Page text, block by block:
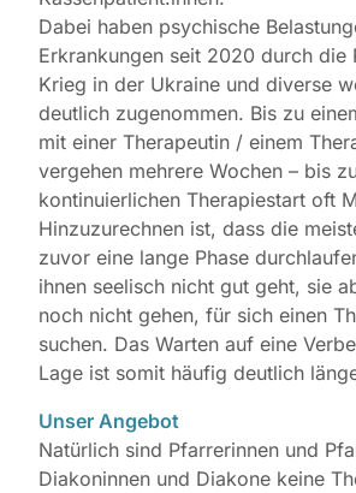
Dabei haben psychische
Erkrankungen seit 2020 durch die
Krieg in der Ukraine und diverse
deutlich zugenommen. Bis zu
mit einer Therapeutin / einem
vergehen mehrere Wochen – bis
kontinuierlichen Therapiestart oft
Hinzuzurechnen ist, dass die
zuvor eine lange Phase
ihnen seelisch nicht gut geht, sie
noch nicht gehen, für sich einen
suchen. Das Warten auf eine
Lage ist somit häufig deutlich
Unser Angebot
Natürlich sind Pfarrerinnen und
Diakoninnen und Diakone keine